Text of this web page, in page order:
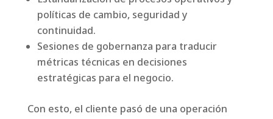
políticas de cambio, seguridad y
continuidad.
Sesiones de gobernanza para traducir
métricas técnicas en decisiones
estratégicas para el negocio.
Con esto, el cliente pasó de una operación